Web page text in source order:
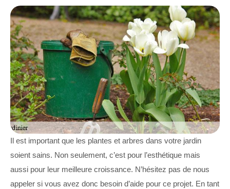
Il est important que les plantes et arbres dans votre jardin
soient sains. Non seulement, c’est pour l’esthétique mais
aussi pour leur meilleure croissance. N’hésitez pas de nous
appeler si vous avez donc besoin d’aide pour ce projet. En tant